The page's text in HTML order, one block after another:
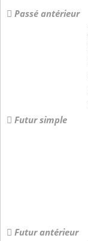
Passé antérieur
Futur simple
Futur antérieur